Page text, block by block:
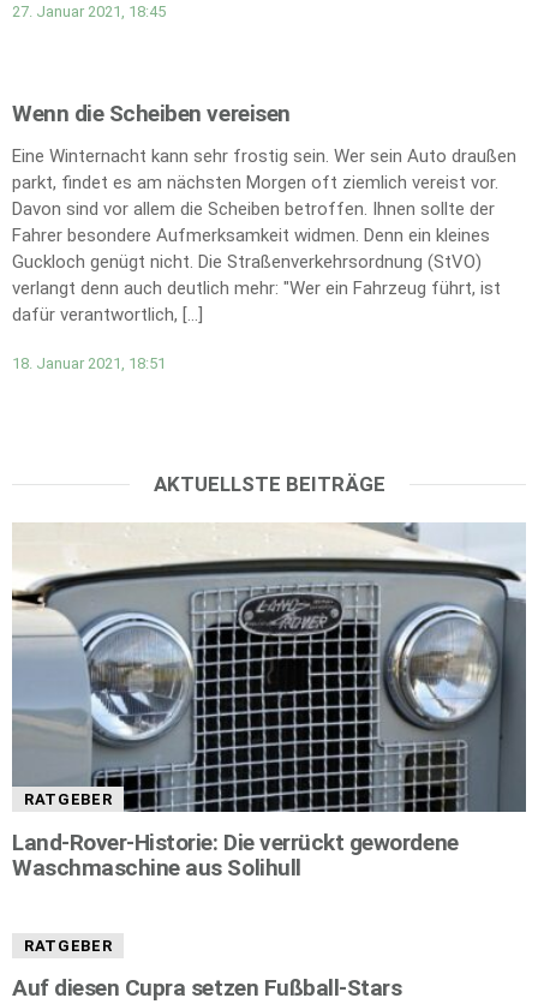
27. Januar 2021, 18:45
Wenn die Scheiben vereisen
Eine Winternacht kann sehr frostig sein. Wer sein Auto draußen
parkt, findet es am nächsten Morgen oft ziemlich vereist vor.
Davon sind vor allem die Scheiben betroffen. Ihnen sollte der
Fahrer besondere Aufmerksamkeit widmen. Denn ein kleines
Guckloch genügt nicht. Die Straßenverkehrsordnung (StVO)
verlangt denn auch deutlich mehr: "Wer ein Fahrzeug führt, ist
dafür verantwortlich, […]
18. Januar 2021, 18:51
AKTUELLSTE BEITRÄGE
RATGEBER
Land-Rover-Historie: Die verrückt gewordene
Waschmaschine aus Solihull
RATGEBER
Auf diesen Cupra setzen Fußball-Stars